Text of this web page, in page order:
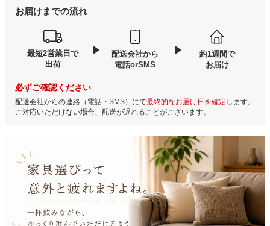
お届けまでの流れ
最短2営業日で
出荷
配送会社から
電話orSMS
約1週間で
お届け
必ずご確認ください
配送会社からの連絡（電話・SMS）にて最終的なお届け日を確定 します。
ご対応いただけない場合、配送が遅れることがございます。